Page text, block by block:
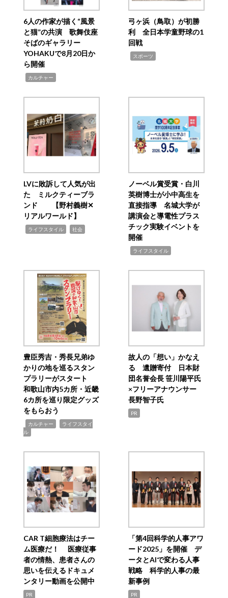
6人の作家が描く“風景
と猫”の共演 歌舞伎座
そばのギャラリー
YOHAKUで8月20日か
ら開催
カルチャー
弓ヶ浜（鳥取）が初勝
利 全日本学童野球の1
回戦
スポーツ
LVに敗訴して人気が出
た ミルクティーブラ
ンド 【野村義樹✕
リアルワールド】
ライフスタイル 社会
ノーベル賞受賞・白川
英樹博士が小中高生を
直接指導 名城大学が
講演会と導電性プラス
チック実験イベントを
開催
ライフスタイル
豊臣秀吉・秀長兄弟ゆ
かりの地を巡るスタン
プラリーがスタート
和歌山市内5カ所・近畿
6カ所を巡り限定グッズ
をもらおう
カルチャー
ライフスタイ
ル
故人の「想い」かなえ
る 遺贈寄付 日本財
団名誉会長 笹川陽平氏
×フリーアナウンサー
長野智子氏
PR
CAR T細胞療法はチー
ム医療だ！ 医療従事
者の情熱、患者さんの
思いを伝えるドキュメ
ンタリー動画を公開中
PR
「第4回科学的人事アワ
ード2025」を開催 デ
ータとAIで変わる人事
戦略 科学的人事の最
新事例
PR